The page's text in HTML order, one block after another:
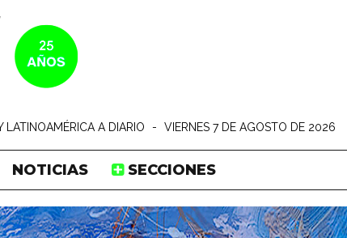
LATINOAMÉRICA A DIARIO - VIERNES 7 DE AGOSTO DE 2026
NOTICIAS SECCIONES